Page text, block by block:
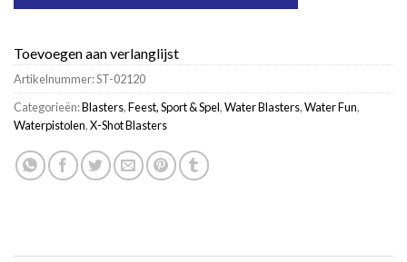
Toevoegen aan verlanglijst
Artikelnummer:ST-02120
Categorieën:Blasters,Feest, Sport & Spel,Water Blasters,Water Fun,
Waterpistolen,X-Shot Blasters